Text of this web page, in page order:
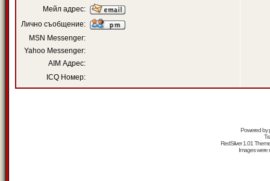
Мейл адрес:
Лично съобщение:
MSN Messenger:
Yahoo Messenger:
AIM Адрес:
ICQ Номер:
Powered by
RedSilver 1.01
Images were